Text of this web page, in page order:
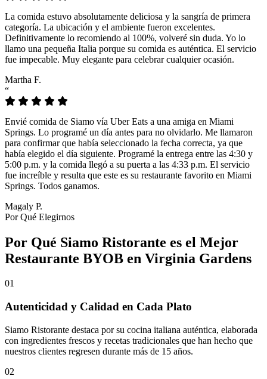
La comida estuvo absolutamente deliciosa y la sangría de primera
categoría. La ubicación y el ambiente fueron excelentes.
Definitivamente lo recomiendo al 100%, volveré sin duda. Yo lo
llamo una pequeña Italia porque su comida es auténtica. El servicio
fue impecable. Muy elegante para celebrar cualquier ocasión.
Martha F.
“
Envié comida de Siamo vía Uber Eats a una amiga en Miami
Springs. Lo programé un día antes para no olvidarlo. Me llamaron
para confirmar que había seleccionado la fecha correcta, ya que
había elegido el día siguiente. Programé la entrega entre las 4:30 y
5:00 p.m. y la comida llegó a su puerta a las 4:33 p.m. El servicio
fue increíble y resulta que este es su restaurante favorito en Miami
Springs. Todos ganamos.
Magaly P.
Por Qué Elegirnos
Por Qué Siamo Ristorante es el Mejor
Restaurante BYOB en Virginia Gardens
01
Autenticidad y Calidad en Cada Plato
Siamo Ristorante destaca por su cocina italiana auténtica, elaborada
con ingredientes frescos y recetas tradicionales que han hecho que
nuestros clientes regresen durante más de 15 años.
02